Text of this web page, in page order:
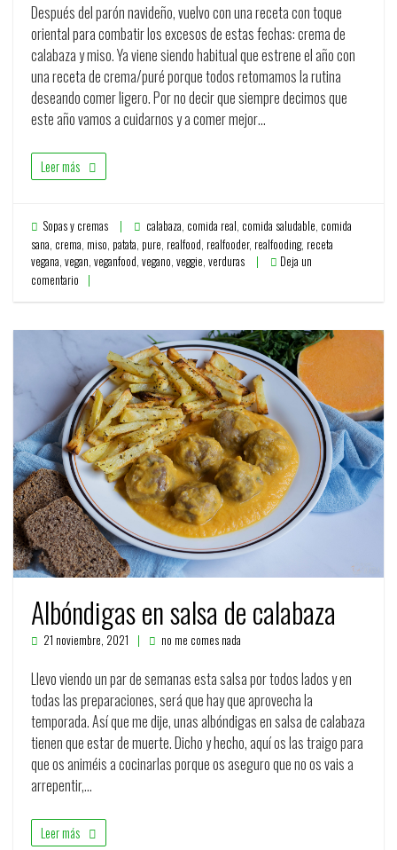
Después del parón navideño, vuelvo con una receta con toque
oriental para combatir los excesos de estas fechas: crema de
calabaza y miso. Ya viene siendo habitual que estrene el año con
una receta de crema/puré porque todos retomamos la rutina
deseando comer ligero. Por no decir que siempre decimos que
este año vamos a cuidarnos y a comer mejor…
Leer más
Sopas y cremas calabaza, comida real, comida saludable, comida
sana, crema, miso, patata, pure, realfood, realfooder, realfooding, receta
vegana, vegan, veganfood, vegano, veggie, verduras
Deja un
comentario
Albóndigas en salsa de calabaza
21 noviembre, 2021 no me comes nada
Llevo viendo un par de semanas esta salsa por todos lados y en
todas las preparaciones, será que hay que aprovecha la
temporada. Así que me dije, unas albóndigas en salsa de calabaza
tienen que estar de muerte. Dicho y hecho, aquí os las traigo para
que os animéis a cocinarlas porque os aseguro que no os vais a
arrepentir,…
Leer más